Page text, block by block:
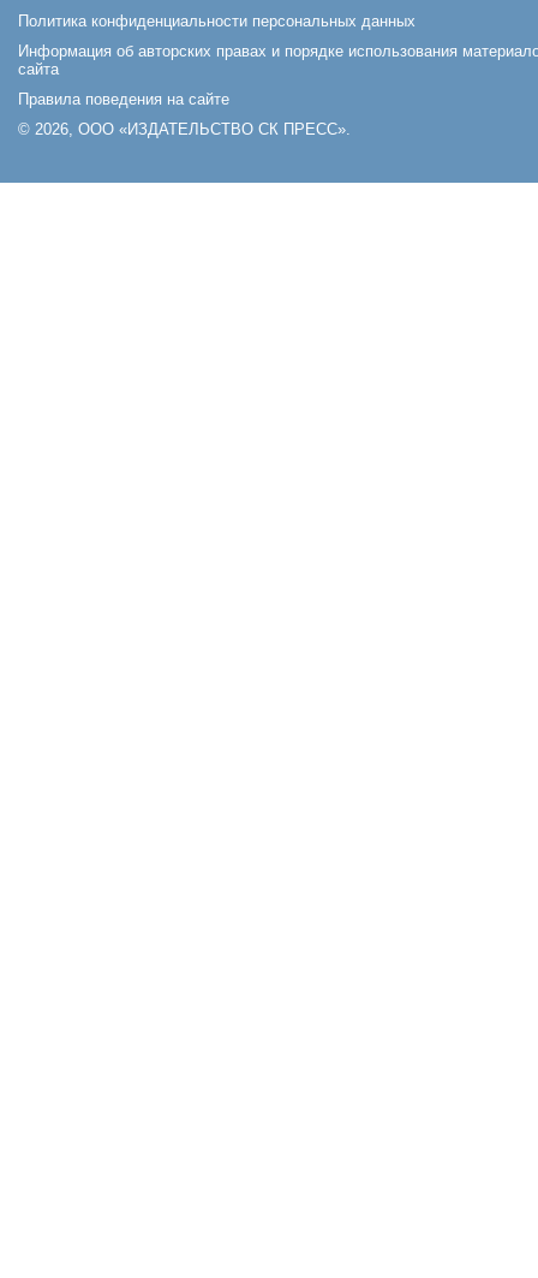
Политика конфиденциальности персональных данных
Информация об авторских правах и порядке использования
сайта
Правила поведения на сайте
© 2026, ООО «ИЗДАТЕЛЬСТВО СК ПРЕСС».